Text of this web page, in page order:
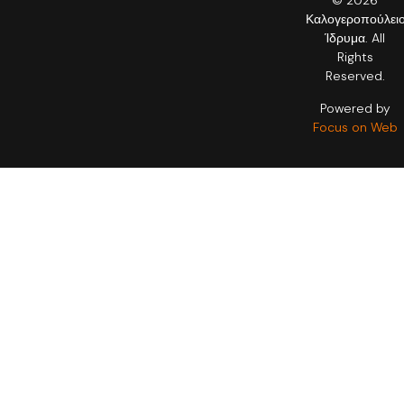
Ίδρυμα. All
Rights
Reserved.
Powered by
Focus on Web